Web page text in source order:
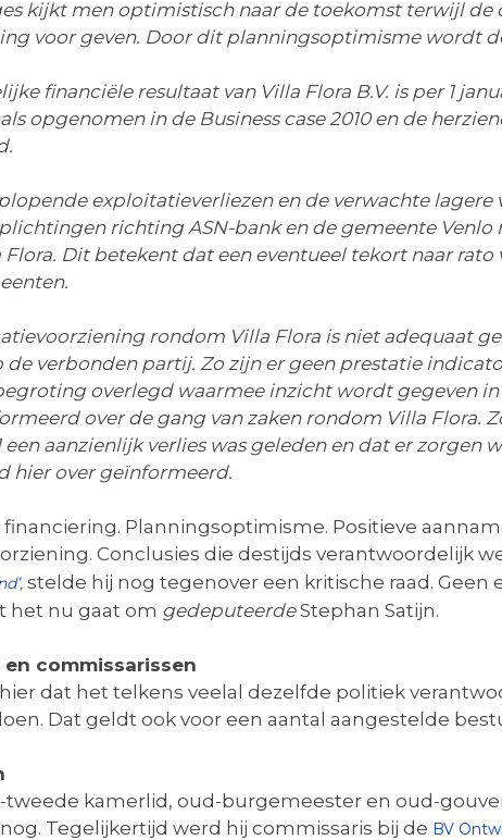
kijkt men optimistisch naar de toekomst terwijl de
voor geven. Door dit planningsoptimisme wordt
financiële resultaat van Villa Flora B.V. is per 1
opgenomen in de Business case 2010 en de
exploitatieverliezen en de verwachte
richting ASN-bank en de gemeente
Dit betekent dat een eventueel tekort naar
rondom Villa Flora is niet adequaat
de verbonden partij. Zo zijn er geen prestatie
overlegd waarmee inzicht wordt gegeven
over de gang van zaken rondom Villa Flora.
een aanzienlijk verlies was geleden en dat er zorgen
hier over geïnformeerd.
Planningsoptimisme. Positieve
Conclusies die destijds verantwoordelijk
stelde hij nog tegenover een kritische raad.
het nu gaat om gedeputeerdeStephan Satijn.
commissarissen
dat het telkens veelal dezelfde politiek
Dat geldt ook voor een aantal aangestelde
kamerlid, oud-burgemeester en oud-
Tegelijkertijd werd hij commissaris bij de BV